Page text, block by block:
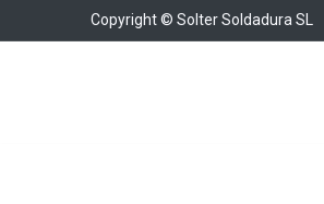
Copyright © Solter Soldadura SL